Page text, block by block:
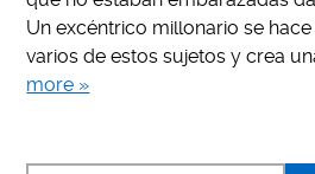
Un excéntrico millonario se
varios de estos sujetos y crea
more »